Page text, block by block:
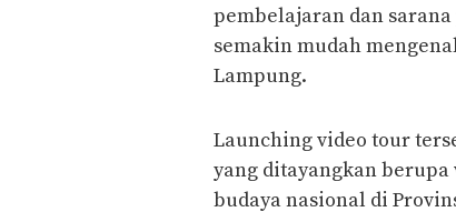
pembelajaran dan
semakin mudah
Lampung.
Launching video tour
yang ditayangkan
budaya nasional di